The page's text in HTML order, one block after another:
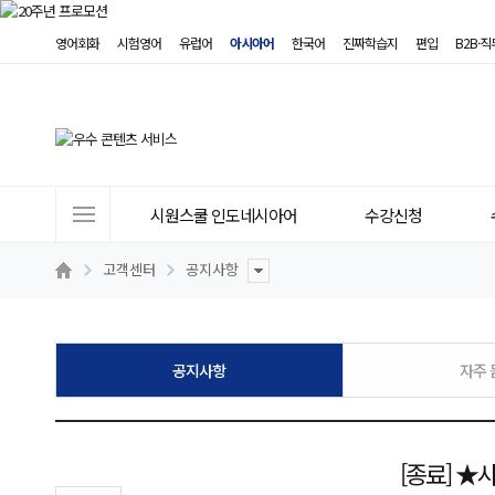
영어회화 시험영어 유럽어 아시아어 한국어 진짜학습지 편입 B2B·
트
시원스쿨 인도네시아어 수강신청
고객센터 공지사항
공지사항 자주
[종료] ★